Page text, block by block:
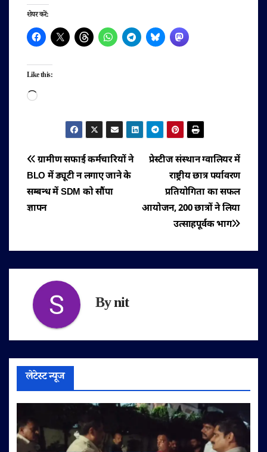
शेयर करें:
Like this:
Loading…
पोस्ट
नेविगेशन
प्रेस्टीज संस्थान ग्वालियर में
राष्ट्रीय छात्र पर्यावरण
प्रतियोगिता का सफल
आयोजन, 200 छात्रों ने लिया
उत्साहपूर्वक भाग
ग्रामीण सफाई कर्मचारियों ने
BLO में ड्यूटी न लगाए जाने के
सम्बन्ध में SDM को सौंपा
ज्ञापन
Bynit
लेटेस्ट न्यूज